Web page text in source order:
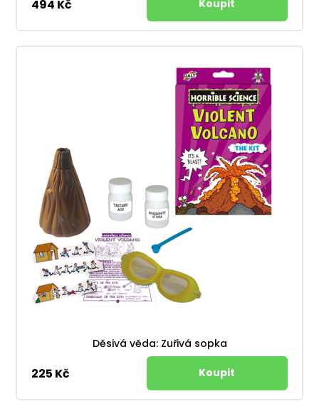
494 Kč
Děsivá věda: Zuřivá sopka
225 Kč